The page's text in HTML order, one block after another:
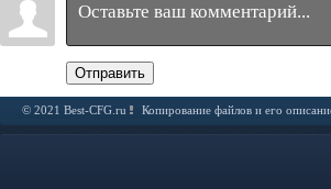
Отправить
© 2021 Best-CFG.ru Копирование файлов и его